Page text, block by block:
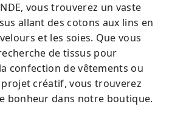
vous trouverez un vaste
allant des cotons aux lins en
et les soies. Que vous
de tissus pour
confection de vêtements ou
créatif, vous trouverez
bonheur dans notre boutique.